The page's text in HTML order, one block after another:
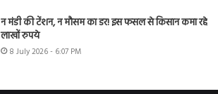
न मंडी की टेंशन, न मौसम का डर! इस फसल से किसान कमा रहे
लाखों रुपये
8 July 2026 - 6:07 PM